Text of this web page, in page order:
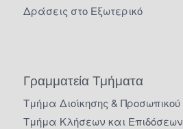
Δράσεις στο Εξωτερικό
Γραμματεία Τμήματα
Τμήμα Διοίκησης & Προσωπικού
Τμήμα Κλήσεων και Επιδόσεων